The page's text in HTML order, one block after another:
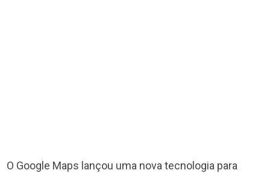
O Google Maps lançou uma nova tecnologia para